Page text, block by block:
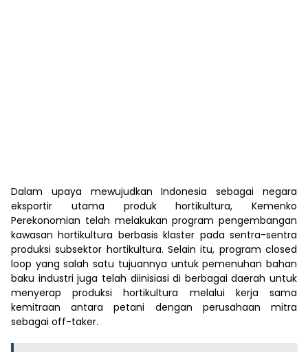
Dalam upaya mewujudkan Indonesia sebagai negara
eksportir utama produk hortikultura, Kemenko
Perekonomian telah melakukan program pengembangan
kawasan hortikultura berbasis klaster pada sentra-sentra
produksi subsektor hortikultura. Selain itu, program closed
loop yang salah satu tujuannya untuk pemenuhan bahan
baku industri juga telah diinisiasi di berbagai daerah untuk
menyerap produksi hortikultura melalui kerja sama
kemitraan antara petani dengan perusahaan mitra
sebagai off-taker.